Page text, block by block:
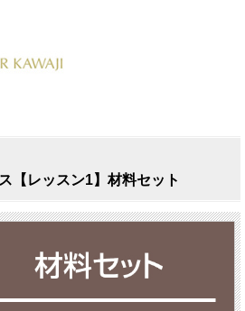
【レッスン1】材料セット